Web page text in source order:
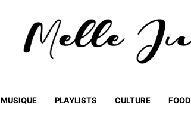
MUSIQUE PLAYLISTS CULTURE FOOD